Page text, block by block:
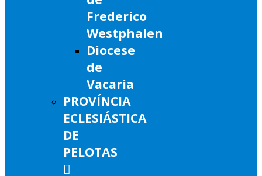
Frederico
Westphalen
Diocese
de
Vacaria
PROVÍNCIA
ECLESIÁSTICA
DE
PELOTAS